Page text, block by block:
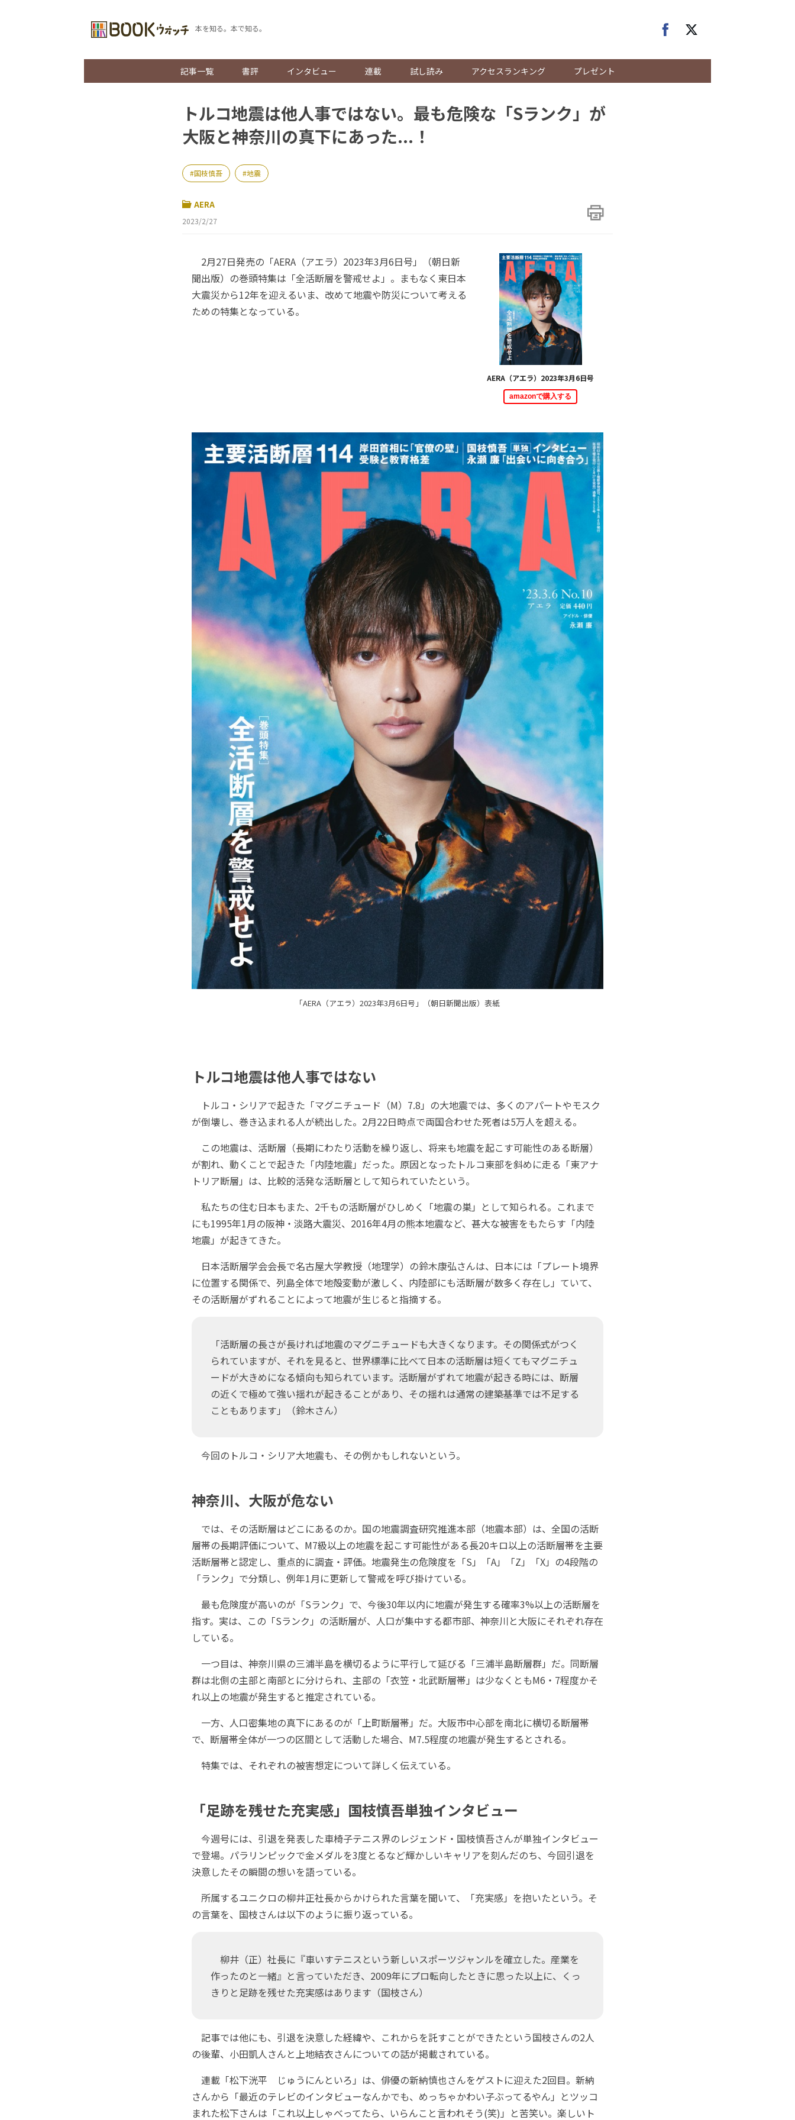
本を知る。本で知る。
記事一覧 書評 インタビュー 連載 試し読み アクセスランキング プレゼント
トルコ地震は他人事ではない。最も危険な「Sランク」が
大阪と神奈川の真下にあった...！
国枝慎吾 地震
AERA
2023/2/27
AERA（アエラ）2023年3月6日号
amazonで購入する
2月27日発売の「AERA（アエラ）2023年3月6日号」（朝日新
聞出版）の巻頭特集は「全活断層を警戒せよ」。まもなく東日本
大震災から12年を迎えるいま、改めて地震や防災について考える
ための特集となっている。
「AERA（アエラ）2023年3月6日号」（朝日新聞出版）表紙
トルコ地震は他人事ではない
トルコ・シリアで起きた「マグニチュード（M）7.8」の大地震では、多くのアパートやモスク
が倒壊し、巻き込まれる人が続出した。2月22日時点で両国合わせた死者は5万人を超える。
この地震は、活断層（長期にわたり活動を繰り返し、将来も地震を起こす可能性のある断層）
が割れ、動くことで起きた「内陸地震」だった。原因となったトルコ東部を斜めに走る「東アナ
トリア断層」は、比較的活発な活断層として知られていたという。
私たちの住む日本もまた、2千もの活断層がひしめく「地震の巣」として知られる。これまで
にも1995年1月の阪神・淡路大震災、2016年4月の熊本地震など、甚大な被害をもたらす「内陸
地震」が起きてきた。
日本活断層学会会長で名古屋大学教授（地理学）の鈴木康弘さんは、日本には「プレート境界
に位置する関係で、列島全体で地殻変動が激しく、内陸部にも活断層が数多く存在し」ていて、
その活断層がずれることによって地震が生じると指摘する。
「活断層の長さが長ければ地震のマグニチュードも大きくなります。その関係式がつく
られていますが、それを見ると、世界標準に比べて日本の活断層は短くてもマグニチュ
ードが大きめになる傾向も知られています。活断層がずれて地震が起きる時には、断層
の近くで極めて強い揺れが起きることがあり、その揺れは通常の建築基準では不足する
こともあります」（鈴木さん）
今回のトルコ・シリア大地震も、その例かもしれないという。
神奈川、大阪が危ない
では、その活断層はどこにあるのか。国の地震調査研究推進本部（地震本部）は、全国の活断
層帯の長期評価について、M7級以上の地震を起こす可能性がある長20キロ以上の活断層帯を主要
活断層帯と認定し、重点的に調査・評価。地震発生の危険度を「S」「A」「Z」「X」の4段階の
「ランク」で分類し、例年1月に更新して警戒を呼び掛けている。
最も危険度が高いのが「Sランク」で、今後30年以内に地震が発生する確率3%以上の活断層を
指す。実は、この「Sランク」の活断層が、人口が集中する都市部、神奈川と大阪にそれぞれ存在
している。
一つ目は、神奈川県の三浦半島を横切るように平行して延びる「三浦半島断層群」だ。同断層
群は北側の主部と南部とに分けられ、主部の「衣笠・北武断層帯」は少なくともM6・7程度かそ
れ以上の地震が発生すると推定されている。
一方、人口密集地の真下にあるのが「上町断層帯」だ。大阪市中心部を南北に横切る断層帯
で、断層帯全体が一つの区間として活動した場合、M7.5程度の地震が発生するとされる。
特集では、それぞれの被害想定について詳しく伝えている。
「足跡を残せた充実感」国枝慎吾単独インタビュー
今週号には、引退を発表した車椅子テニス界のレジェンド・国枝慎吾さんが単独インタビュー
で登場。パラリンピックで金メダルを3度とるなど輝かしいキャリアを刻んだのち、今回引退を
決意したその瞬間の想いを語っている。
所属するユニクロの柳井正社長からかけられた言葉を聞いて、「充実感」を抱いたという。そ
の言葉を、国枝さんは以下のように振り返っている。
柳井（正）社長に『車いすテニスという新しいスポーツジャンルを確立した。産業を
作ったのと一緒』と言っていただき、2009年にプロ転向したときに思った以上に、くっ
きりと足跡を残せた充実感はあります（国枝さん）
記事では他にも、引退を決意した経緯や、これからを託すことができたという国枝さんの2人
の後輩、小田凱人さんと上地結衣さんについての話が掲載されている。
連載「松下洸平 じゅうにんといろ」は、俳優の新納慎也さんをゲストに迎えた2回目。新納
さんから「最近のテレビのインタビューなんかでも、めっちゃかわい子ぶってるやん」とツッコ
まれた松下さんは「これ以上しゃべってたら、いらんこと言われそう(笑)」と苦笑い。楽しいト